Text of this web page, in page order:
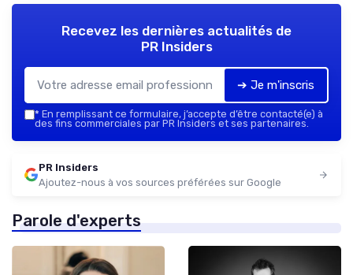
Recevez les dernières actualités de
PR Insiders
➔ Je m'inscris
* En remplissant ce formulaire, j’accepte d’être contacté(e) à
des fins commerciales par PR Insiders et ses partenaires.
PR Insiders
Ajoutez-nous à vos sources préférées sur Google
Parole d'experts